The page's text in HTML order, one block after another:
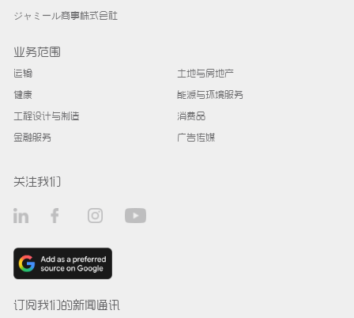
ジャミール商事株式会社
业务范围
运输
健康
工程设计与制造
金融服务
土地与房地产
能源与环境服务
消费品
广告传媒
关注我们
订阅我们的新闻通讯